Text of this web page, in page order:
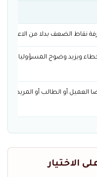
نقاط الضعف بدلا من الاعتماد
ويزيد وضوح المسؤوليات.
العميل أو الطالب أو المريض
الاختيار